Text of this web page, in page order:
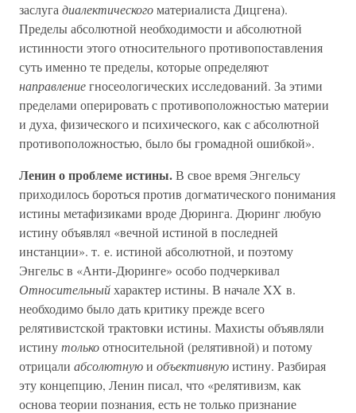
заслуга диалектическогоматериалиста Дицгена).
Пределы абсолютной необходимости и абсолютной
истинности этого относительного противопоставления
суть именно те пределы, которые определяют
направлениегносеологических исследований. За этими
пределами оперировать с противоположностью материи
и духа, физического и психического, как с абсолютной
противоположностью, было бы громадной ошибкой».
Ленин о проблеме истины.В свое время Энгельсу
приходилось бороться против догматического понимания
истины метафизиками вроде Дюринга. Дюринг любую
истину объявлял «вечной истиной в последней
инстанции». т. е. истиной абсолютной, и поэтому
Энгельс в «Анти-Дюринге» особо подчеркивал
Относительныйхарактер истины. В начале XX в.
необходимо было дать критику прежде всего
релятивистской трактовки истины. Махисты объявляли
истинутолькоотносительной (релятивной) и потому
отрицали абсолютнуюи объективнуюистину. Разбирая
эту концепцию, Ленин писал, что «релятивизм, как
основа теории познания, есть не только признание